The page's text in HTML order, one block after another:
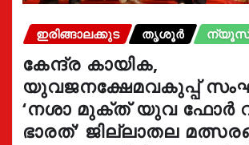
ഇരിങ്ങാലക്കുട തൃശൂർ ന്യൂസ്
കേന്ദ്ര കായിക,
യുവജനക്ഷേമവകുപ്പ്
‘നശാ മുക്ത് യുവ ഫോർ
ഭാരത്’ ജില്ലാതല